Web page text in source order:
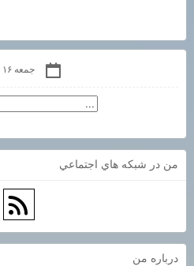
جمعه ۱۶ مرداد ۰۵
من در شبكه هاي اجتماعي
درباره من